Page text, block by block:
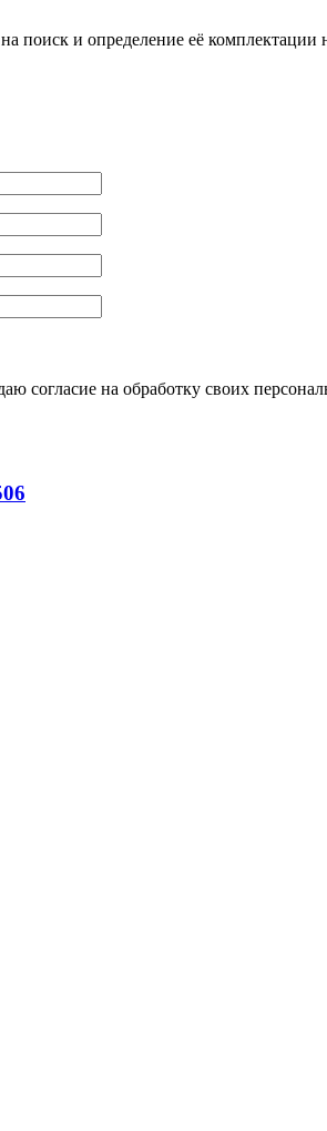
поиск и определение её
согласие на обработку своих